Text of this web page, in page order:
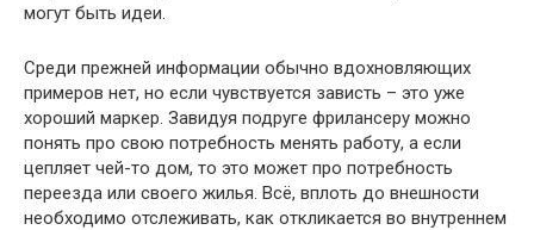
могут быть идеи.
Среди прежней информации обычно вдохновляющих
примеров нет, но если чувствуется зависть – это уже
хороший маркер. Завидуя подруге фрилансеру можно
понять про свою потребность менять работу, а если
цепляет чей-то дом, то это может про потребность
переезда или своего жилья. Всё, вплоть до внешности
необходимо отслеживать, как откликается во внутреннем